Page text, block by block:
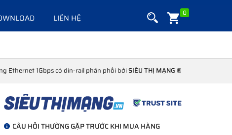
LIÊN HỆ 0
Ethernet 1Gbps có din-rail phân phối bởiSIÊU THỊ MẠNG ®
CÂU HỎI THƯỜNG GẶP TRƯỚC KHI MUA HÀNG